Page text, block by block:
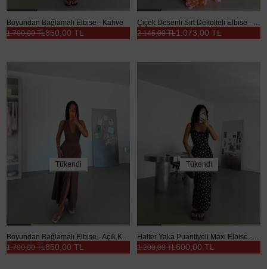
Boyundan Bağlamalı Elbise - Kahve
850,00 TL
1.700,00 TL
Çiçek Desenli Sırt Dekolteli Elbise - Turuncu
1.073,00 TL
2.146,00 TL
Tükendi
Boyundan Bağlamalı Elbise - Açık Kahve
850,00 TL
1.700,00 TL
Tükendi
Halter Yaka Puantiyeli Maxi Elbise - Siyah
600,00 TL
1.200,00 TL